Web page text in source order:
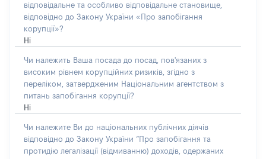
відповідальне та особливо відповідальне становище,
відповідно до Закону України «Про запобігання
корупції»?
Ні
Чи належить Ваша посада до посад, пов'язаних з
високим рівнем корупційних ризиків, згідно з
переліком, затвердженим Національним агентством з
питань запобігання корупції?
Ні
Чи належите Ви до національних публічних діячів
відповідно до Закону України “Про запобігання та
протидію легалізації (відмиванню) доходів, одержаних